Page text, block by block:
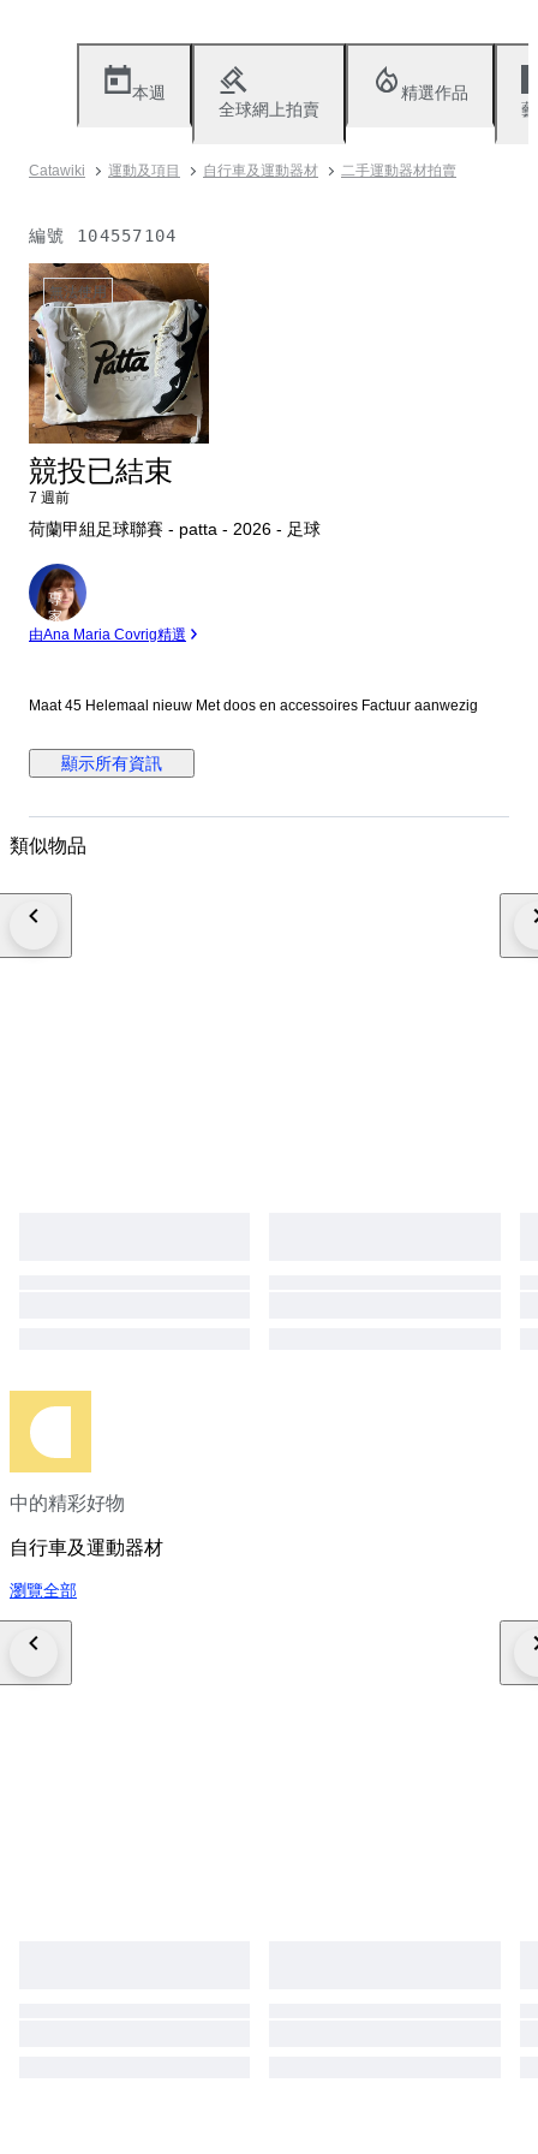
本週
全球網上拍賣
精選作品
Catawiki 運動及項目 自行車及運動器材 二手運動器材拍賣
編號 104557104
無法使用
競投已結束
7 週前
荷蘭甲組足球聯賽 - patta - 2026 - 足球
專
家
由Ana Maria Covrig精選
Maat 45 Helemaal nieuw Met doos en accessoires Factuur aanwezig
顯示所有資訊
類似物品
中的精彩好物
自行車及運動器材
瀏覽全部